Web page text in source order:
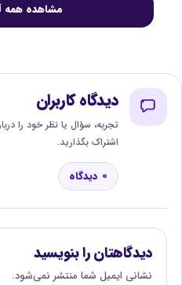
مشاهده همه
دیدگاه کاربران
تجربه، سؤال یا نظر خود را
اشتراک بگذارید.
0 دیدگاه
دیدگاهتان را بنویسید
نشانی ایمیل شما منتشر نمی‌شود.